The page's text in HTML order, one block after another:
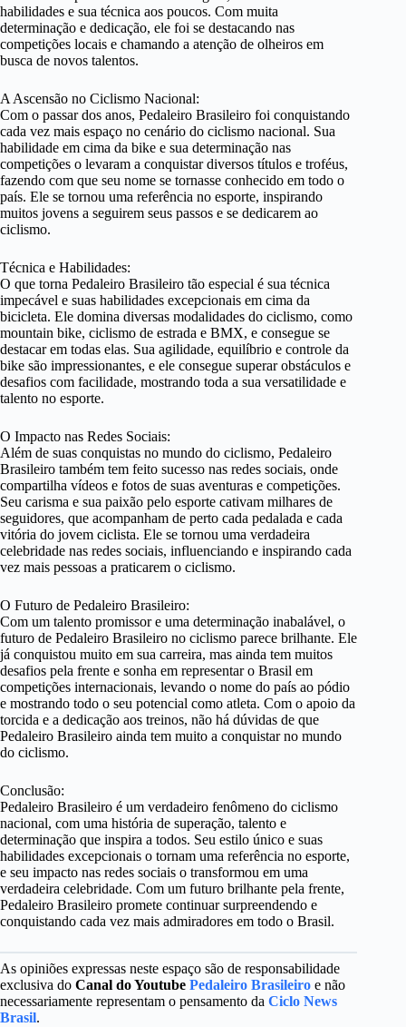
habilidades e sua técnica aos poucos. Com muita
determinação e dedicação, ele foi se destacando nas
competições locais e chamando a atenção de olheiros em
busca de novos talentos.
A Ascensão no Ciclismo Nacional:
Com o passar dos anos, Pedaleiro Brasileiro foi conquistando
cada vez mais espaço no cenário do ciclismo nacional. Sua
habilidade em cima da bike e sua determinação nas
competições o levaram a conquistar diversos títulos e troféus,
fazendo com que seu nome se tornasse conhecido em todo o
país. Ele se tornou uma referência no esporte, inspirando
muitos jovens a seguirem seus passos e se dedicarem ao
ciclismo.
Técnica e Habilidades:
O que torna Pedaleiro Brasileiro tão especial é sua técnica
impecável e suas habilidades excepcionais em cima da
bicicleta. Ele domina diversas modalidades do ciclismo, como
mountain bike, ciclismo de estrada e BMX, e consegue se
destacar em todas elas. Sua agilidade, equilíbrio e controle da
bike são impressionantes, e ele consegue superar obstáculos e
desafios com facilidade, mostrando toda a sua versatilidade e
talento no esporte.
O Impacto nas Redes Sociais:
Além de suas conquistas no mundo do ciclismo, Pedaleiro
Brasileiro também tem feito sucesso nas redes sociais, onde
compartilha vídeos e fotos de suas aventuras e competições.
Seu carisma e sua paixão pelo esporte cativam milhares de
seguidores, que acompanham de perto cada pedalada e cada
vitória do jovem ciclista. Ele se tornou uma verdadeira
celebridade nas redes sociais, influenciando e inspirando cada
vez mais pessoas a praticarem o ciclismo.
O Futuro de Pedaleiro Brasileiro:
Com um talento promissor e uma determinação inabalável, o
futuro de Pedaleiro Brasileiro no ciclismo parece brilhante. Ele
já conquistou muito em sua carreira, mas ainda tem muitos
desafios pela frente e sonha em representar o Brasil em
competições internacionais, levando o nome do país ao pódio
e mostrando todo o seu potencial como atleta. Com o apoio da
torcida e a dedicação aos treinos, não há dúvidas de que
Pedaleiro Brasileiro ainda tem muito a conquistar no mundo
do ciclismo.
Conclusão:
Pedaleiro Brasileiro é um verdadeiro fenômeno do ciclismo
nacional, com uma história de superação, talento e
determinação que inspira a todos. Seu estilo único e suas
habilidades excepcionais o tornam uma referência no esporte,
e seu impacto nas redes sociais o transformou em uma
verdadeira celebridade. Com um futuro brilhante pela frente,
Pedaleiro Brasileiro promete continuar surpreendendo e
conquistando cada vez mais admiradores em todo o Brasil.
As opiniões expressas neste espaço são de responsabilidade
exclusiva do Canal do Youtube Pedaleiro Brasileiro e não
necessariamente representam o pensamento da Ciclo News
Brasil.